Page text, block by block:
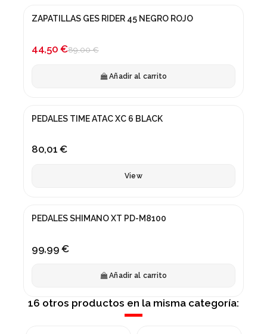
¡En oferta!
ZAPATILLAS GES RIDER 45 NEGRO ROJO
44,50 €89,00 €
Añadir al carrito
PEDALES TIME ATAC XC 6 BLACK
80,01 €
View
PEDALES SHIMANO XT PD-M8100
99,99 €
Añadir al carrito
16 otros productos en la misma categoría: